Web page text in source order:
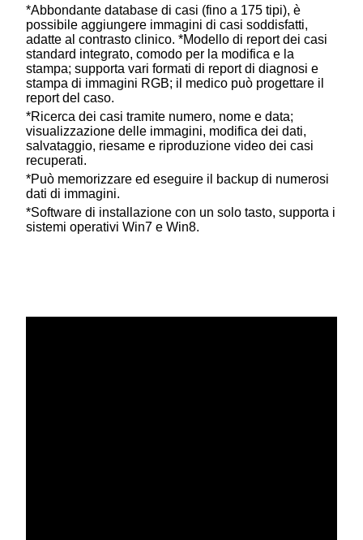
*Abbondante database di casi (fino a 175 tipi), è
possibile aggiungere immagini di casi soddisfatti,
adatte al contrasto clinico. *Modello di report dei casi
standard integrato, comodo per la modifica e la
stampa; supporta vari formati di report di diagnosi e
stampa di immagini RGB; il medico può progettare il
report del caso.
*Ricerca dei casi tramite numero, nome e data;
visualizzazione delle immagini, modifica dei dati,
salvataggio, riesame e riproduzione video dei casi
recuperati.
*Può memorizzare ed eseguire il backup di numerosi
dati di immagini.
*Software di installazione con un solo tasto, supporta i
sistemi operativi Win7 e Win8.